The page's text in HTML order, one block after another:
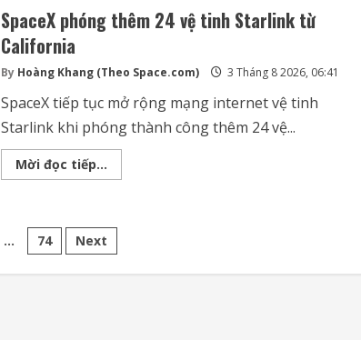
mốc
10
công
SpaceX phóng thêm 24 vệ tinh Starlink từ
California
ByHoàng Khang (Theo Space.com) 3 Tháng 8 2026, 06:41
SpaceX tiếp tục mở rộng mạng internet vệ tinh
Starlink khi phóng thành công thêm 24 vệ...
Mời đọc tiếp...SpaceX
phóng
tinh
Starlink
từ
… 74 Next